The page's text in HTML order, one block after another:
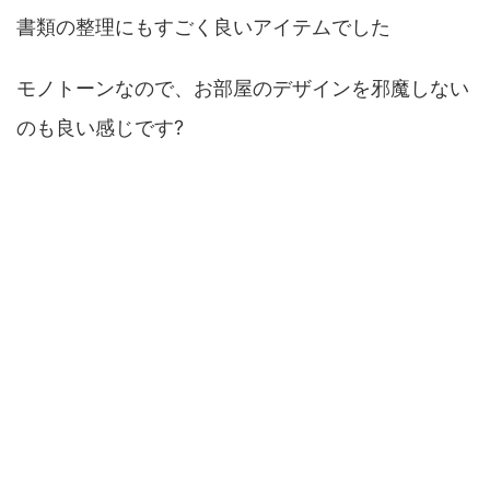
書類の整理にもすごく良いアイテムでした
モノトーンなので、お部屋のデザインを邪魔しない
のも良い感じです?